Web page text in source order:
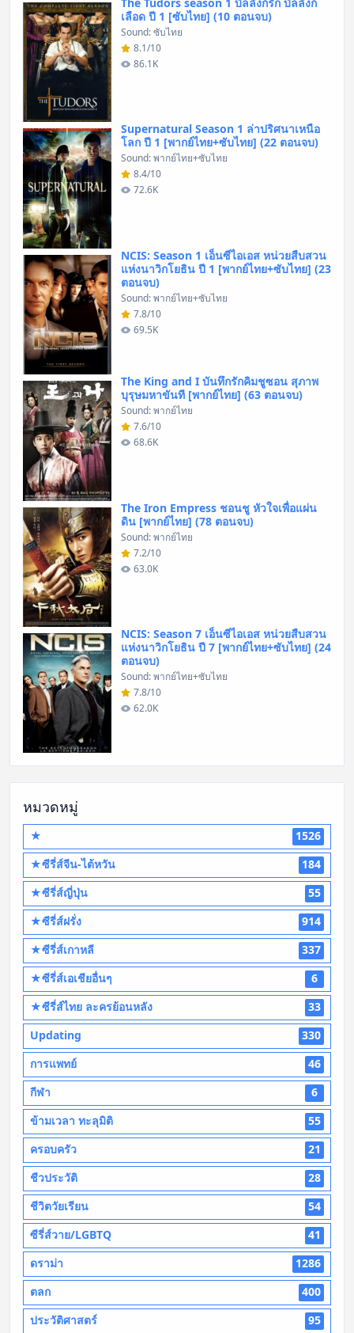
เลือด ปี 1 [ซับไทย] (10 ตอนจบ)
Sound: ซับไทย
8.1/10
86.1K
Supernatural Season 1 ล่าปริศนาเหนือ
โลก ปี 1 [พากย์ไทย+ซับไทย] (22 ตอนจบ)
Sound: พากย์ไทย+ซับไทย
8.4/10
72.6K
NCIS: Season 1 เอ็นซีไอเอส หน่วยสืบสวน
แห่งนาวิกโยธิน ปี 1 [พากย์ไทย+ซับไทย] (23
ตอนจบ)
Sound: พากย์ไทย+ซับไทย
7.8/10
69.5K
The King and I บันทึกรักคิมชูซอน สุภาพ
บุรุษมหาขันที [พากย์ไทย] (63 ตอนจบ)
Sound: พากย์ไทย
7.6/10
68.6K
The Iron Empress ชอนชู หัวใจเพื่อแผ่น
ดิน [พากย์ไทย] (78 ตอนจบ)
Sound: พากย์ไทย
7.2/10
63.0K
NCIS: Season 7 เอ็นซีไอเอส หน่วยสืบสวน
แห่งนาวิกโยธิน ปี 7 [พากย์ไทย+ซับไทย] (24
ตอนจบ)
Sound: พากย์ไทย+ซับไทย
7.8/10
62.0K
หมวดหมู่
★
1526
★ซีรี่ส์จีน-ไต้หวัน
184
★ซีรี่ส์ญี่ปุ่น
55
★ซีรี่ส์ฝรั่ง
914
★ซีรี่ส์เกาหลี
337
★ซีรี่ส์เอเชียอื่นๆ
6
★ซีรี่ส์ไทย ละครย้อนหลัง
33
Updating
330
การแพทย์
46
กีฬา
6
ข้ามเวลา ทะลุมิติ
55
ครอบครัว
21
ชีวประวัติ
28
ชีวิตวัยเรียน
54
ซีรี่ส์วาย/LGBTQ
41
ดราม่า
1286
ตลก
400
ประวัติศาสตร์
95